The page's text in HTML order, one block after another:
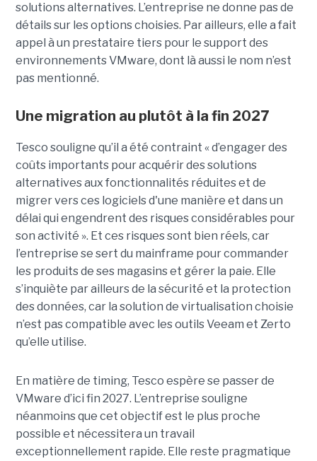
solutions alternatives. L’entreprise ne donne pas de
détails sur les options choisies. Par ailleurs, elle a fait
appel à un prestataire tiers pour le support des
environnements VMware, dont là aussi le nom n’est
pas mentionné.
Une migration au plutôt à la fin 2027
Tesco souligne qu’il a été contraint « d’engager des
coûts importants pour acquérir des solutions
alternatives aux fonctionnalités réduites et de
migrer vers ces logiciels d'une manière et dans un
délai qui engendrent des risques considérables pour
son activité ». Et ces risques sont bien réels, car
l’entreprise se sert du mainframe pour commander
les produits de ses magasins et gérer la paie. Elle
s’inquiète par ailleurs de la sécurité et la protection
des données, car la solution de virtualisation choisie
n’est pas compatible avec les outils Veeam et Zerto
qu’elle utilise.
En matière de timing, Tesco espère se passer de
VMware d’ici fin 2027. L’entreprise souligne
néanmoins que cet objectif est le plus proche
possible et nécessitera un travail
exceptionnellement rapide. Elle reste pragmatique